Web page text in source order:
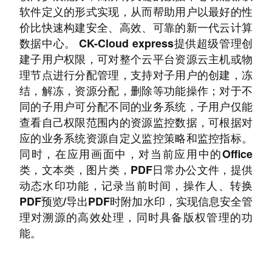
软件定义的形式实现，从而帮助用户以最好的性
价比快速构建安全、高效、可靠的新一代云计算
数据中心。 CK-Cloud express提供超级管理创
建子用户权限，可对整个云平台资源云主机或物
理节点进行分配管理，支持对子用户的创建，冻
结，解冻，资源分配，删除等功能操作；对于不
同的子用户可分配不同的业务系统，子用户仅能
查看自己权限范围内的资源监控数据，可根据对
应的业务系统资源自定义监控策略和监控指标。
同时，在应用画面中，对当前应用中的Office
类，文本类，图片类，PDF日常办公文件，提供
动态水印功能，记录当前时间，操作人、转换
PDF预览/导出PDF时附加水印，实现信息安全管
理对溯源的高效处理，同时具备版权管理的功
能。